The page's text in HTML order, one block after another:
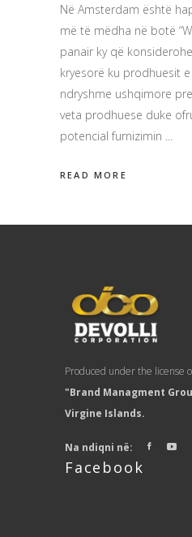
Në Amsterdam është
më të mëdha në botë
panair ky që
kryesorë ku prodhuesit
ndryshme ushqimore
veta prodhuese duke
potencial furnizimin
READ MORE
Produced under the license
"Brand Managment
Virgine Islands.
Na ndiqni në:
Facebook